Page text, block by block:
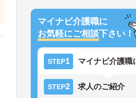
マイナビ介護職に
お気軽にご相談下さい！
STEP1 マイナビ介護職
STEP2 求人のご紹介